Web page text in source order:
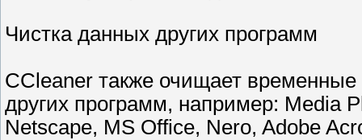
Чистка данных других программ
CCleaner также очищает
других программ, например: Media
Netscape, MS Office, Nero, Adobe